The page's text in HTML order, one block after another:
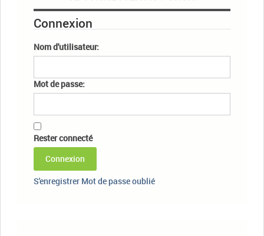
Connexion
Nom d'utilisateur:
Mot de passe:
Rester connecté
Connexion
S'enregistrer Mot de passe oublié